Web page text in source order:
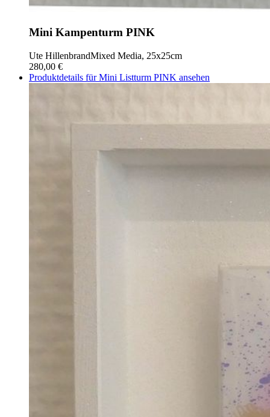
Mini Kampenturm PINK
Ute HillenbrandMixed Media, 25x25cm
280,00 €
Produktdetails für Mini Listturm PINK ansehen